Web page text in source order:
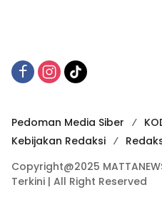
Pedoman Media Siber
Kebijakan Redaksi
Copyright@2025
Terkini | All Right Reserved